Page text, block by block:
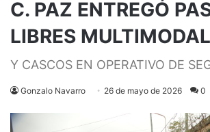
C. PAZ ENTREGÓ
LIBRES
Y CASCOS EN OPERATIVO DE
Gonzalo Navarro 26 de mayo de 2026 0